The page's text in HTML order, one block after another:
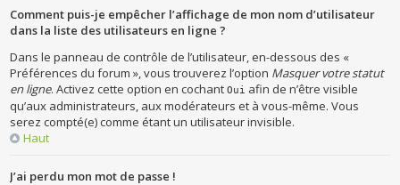
Comment puis-je empêcher l’affichage de mon nom d’utilisateur
dans la liste des utilisateurs en ligne ?
Dans le panneau de contrôle de l’utilisateur, en-dessous des «
Préférences du forum », vous trouverez l’option Masquer votre statut
en ligne. Activez cette option en cochantOui afin de n’être visible
qu’aux administrateurs, aux modérateurs et à vous-même. Vous
serez compté(e) comme étant un utilisateur invisible.
Haut
J’ai perdu mon mot de passe !